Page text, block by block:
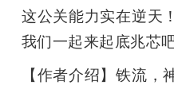
这公关能力实在逆天
我们一起来起底兆芯
【作者介绍】铁流